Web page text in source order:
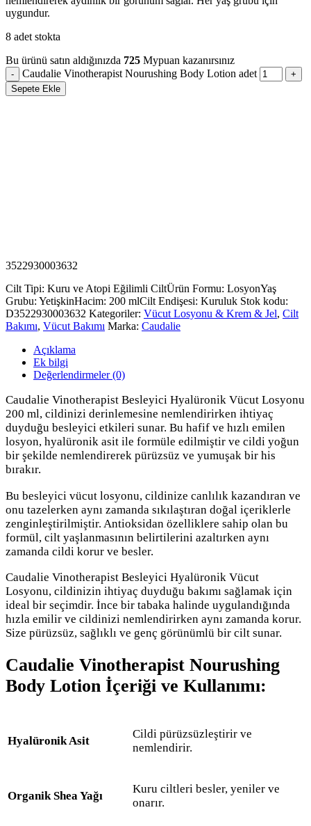
uygundur.
8 adet stokta
Bu ürünü satın aldığınızda 725 Mypuan kazanırsınız
Caudalie Vinotherapist Nourushing Body Lotion adet
Sepete Ekle
3522930003632
Cilt Tipi: Kuru ve Atopi Eğilimli CiltÜrün Formu: LosyonYaş
Grubu: YetişkinHacim: 200 mlCilt Endişesi: Kuruluk Stok kodu:
D3522930003632 Kategoriler: Vücut Losyonu & Krem & Jel, Cilt
Bakımı, Vücut Bakımı Marka: Caudalie
Açıklama
Ek bilgi
Değerlendirmeler (0)
Caudalie Vinotherapist Besleyici Hyalüronik Vücut Losyonu
200 ml, cildinizi derinlemesine nemlendirirken ihtiyaç
duyduğu besleyici etkileri sunar. Bu hafif ve hızlı emilen
losyon, hyalüronik asit ile formüle edilmiştir ve cildi yoğun
bir şekilde nemlendirerek pürüzsüz ve yumuşak bir his
bırakır.
Bu besleyici vücut losyonu, cildinize canlılık kazandıran ve
onu tazelerken aynı zamanda sıkılaştıran doğal içeriklerle
zenginleştirilmiştir. Antioksidan özelliklere sahip olan bu
formül, cilt yaşlanmasının belirtilerini azaltırken aynı
zamanda cildi korur ve besler.
Caudalie Vinotherapist Besleyici Hyalüronik Vücut
Losyonu, cildinizin ihtiyaç duyduğu bakımı sağlamak için
ideal bir seçimdir. İnce bir tabaka halinde uygulandığında
hızla emilir ve cildinizi nemlendirirken aynı zamanda korur.
Size pürüzsüz, sağlıklı ve genç görünümlü bir cilt sunar.
Caudalie Vinotherapist Nourushing
Body Lotion İçeriği ve Kullanımı:
Hyalüronik Asit
Cildi pürüzsüzleştirir ve
nemlendirir.
Organik Shea Yağı
Kuru ciltleri besler, yeniler ve
onarır.